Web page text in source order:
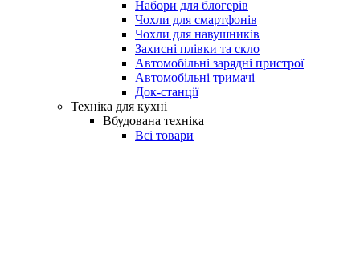
Набори для блогерів
Чохли для смартфонів
Чохли для навушників
Захисні плівки та скло
Автомобільні зарядні пристрої
Автомобільні тримачі
Док-станції
Техніка для кухні
Вбудована техніка
Всі товари